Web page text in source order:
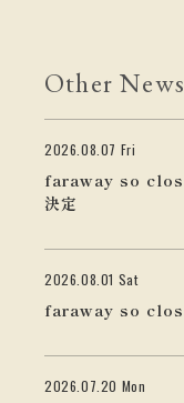
Other News
2026.08.07 Fri
faraway so
決定
2026.08.01 Sat
faraway so
2026.07.20 Mon